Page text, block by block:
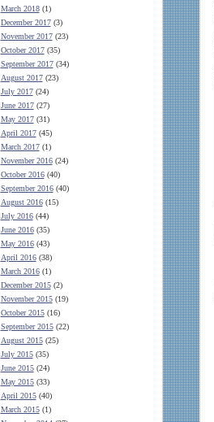
March 2018(1)
December 2017(3)
November 2017(23)
October 2017(35)
September 2017(34)
August 2017(23)
July 2017(24)
June 2017(27)
May 2017(31)
April 2017(45)
March 2017(1)
November 2016(24)
October 2016(40)
September 2016(40)
August 2016(15)
July 2016(44)
June 2016(35)
May 2016(43)
April 2016(38)
March 2016(1)
December 2015(2)
November 2015(19)
October 2015(16)
September 2015(22)
August 2015(25)
July 2015(35)
June 2015(24)
May 2015(33)
April 2015(40)
March 2015(1)